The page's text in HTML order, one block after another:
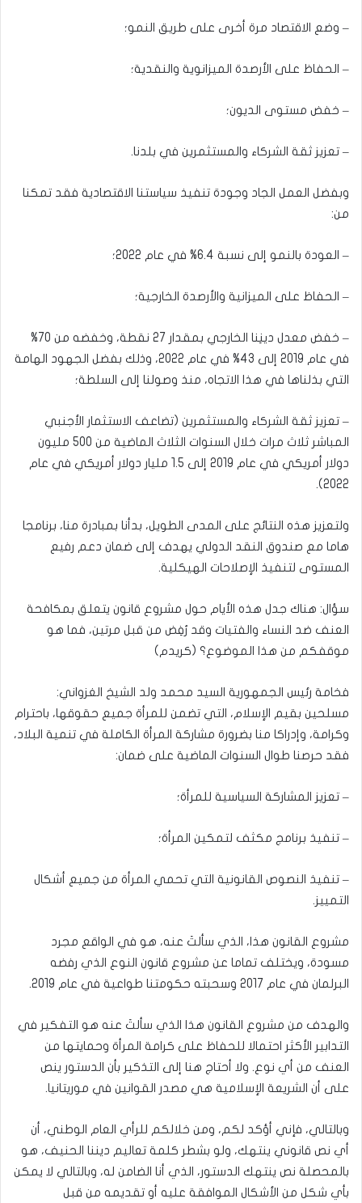
– وضع الاقتصاد مرة أخرى على طريق النمو؛
– الحفاظ على الأرصدة الميزانوية والنقدية؛
– خفض مستوى الديون؛
– تعزيز ثقة الشركاء والمستثمرين في بلدنا.
وبفضل العمل الجاد وجودة تنفيذ سياستنا الاقتصادية فقد تمكنا
من:
– العودة بالنمو إلى نسبة 6.4% في عام 2022؛
– الحفاظ على الميزانية والأرصدة الخارجية؛
– خفض معدل دينِنا الخارجي بمقدار 27 نقطة، وخفضه من 70%
في عام 2019 إلى 43% في عام 2022، وذلك بفضل الجهود الهامة
التي بذلناها في هذا الاتجاه، منذ وصولنا إلى السلطة؛
– تعزيز ثقة الشركاء والمستثمرين (تضاعف الاستثمار الأجنبي
المباشر ثلاث مرات خلال السنوات الثلاث الماضية من 500 مليون
دولار أمريكي في عام 2019 إلى 1.5 مليار دولار أمريكي في عام
2022).
ولتعزيز هذه النتائج على المدى الطويل، بدأنا بمبادرة منا، برنامجا
هاما مع صندوق النقد الدولي يهدف إلى ضمان دعم رفيع
المستوى لتنفيذ الإصلاحات الهيكلية.
سؤال: هناك جدل هذه الأيام حول مشروع قانون يتعلق بمكافحة
العنف ضد النساء والفتيات وقد رُفِض من قبل مرتين، فما هو
موقفكم من هذا الموضوع؟ (كريدم)
فخامة رئيس الجمهورية السيد محمد ولد الشيخ الغزواني:
مسلحين بقيم الإسلام، التي تضمن للمرأة جميع حقوقها، باحترام
وكرامة، وإدراكا منا بضرورة مشاركة المرأة الكاملة في تنمية البلاد،
فقد حرصنا طوال السنوات الماضية على ضمان:
– تعزيز المشاركة السياسية للمرأة؛
– تنفيذ برنامج مكثف لتمكين المرأة؛
– تنفيذ النصوص القانونية التي تحمي المرأة من جميع أشكال
التمييز.
مشروع القانون هذا، الذي سألتَ عنه، هو في الواقع مجرد
مسودة، ويختلف تماما عن مشروع قانون النوع الذي رفضه
البرلمان في عام 2017 وسحبته حكومتنا طواعية في عام 2019.
والهدف من مشروع القانون هذا الذي سألتَ عنه هو التفكير في
التدابير الأكثر احتمالا للحفاظ على كرامة المرأة وحمايتها من
العنف من أي نوع. ولا أحتاج هنا إلى التذكير بأن الدستور ينص
على أن الشريعة الإسلامية هي مصدر القوانين في موريتانيا.
وبالتالي، فإني أؤكد لكم، ومن خلالكم للرأي العام الوطني، أن
أي نص قانوني ينتهك، ولو بشطر كلمة تعاليم ديننا الحنيف، هو
بالمحصلة نص ينتهك الدستور، الذي أنا الضامن له، وبالتالي لا يمكن
بأي شكل من الأشكال الموافقة عليه أو تقديمه من قبل